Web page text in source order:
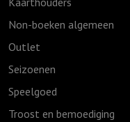
Non-boeken algemeen
Outlet
Seizoenen
Speelgoed
Troost en bemoediging